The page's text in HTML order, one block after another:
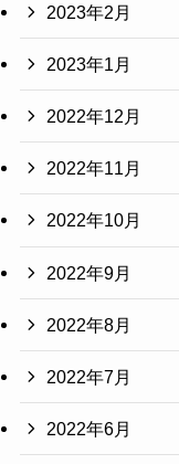
2023年2月
2023年1月
2022年12月
2022年11月
2022年10月
2022年9月
2022年8月
2022年7月
2022年6月